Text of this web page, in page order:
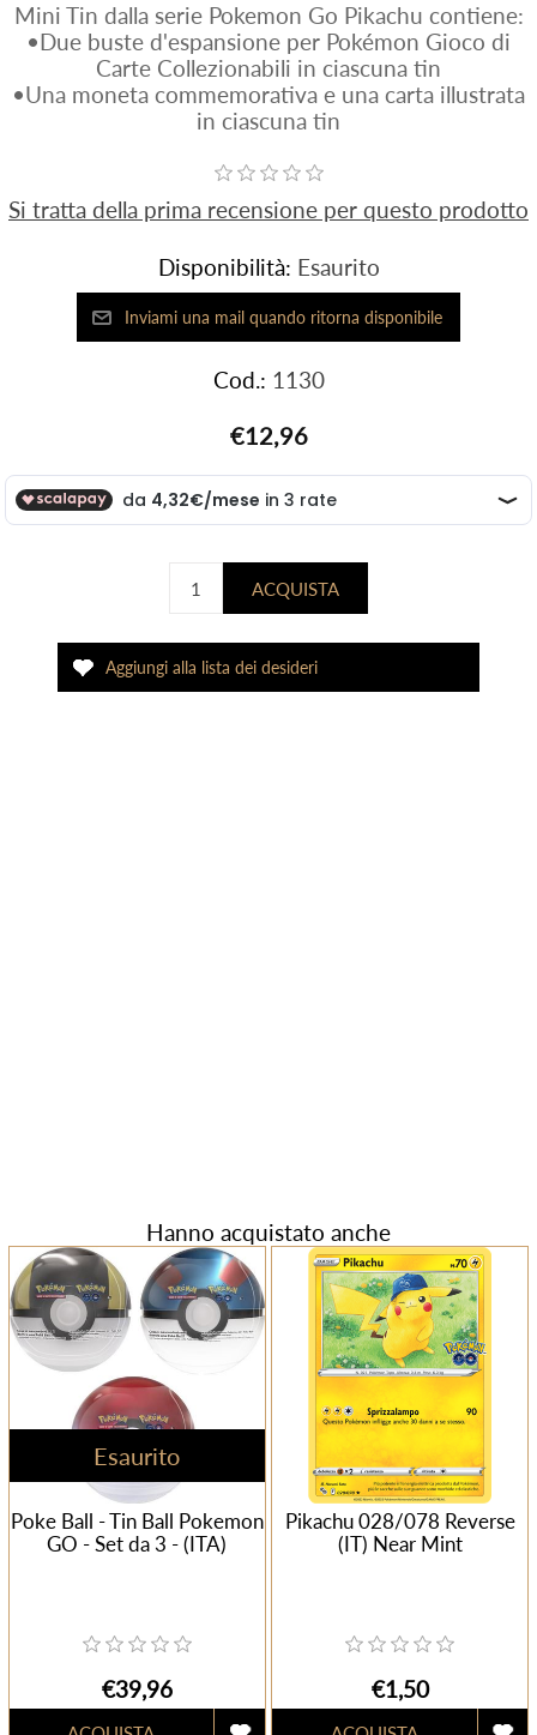
Mini Tin dalla serie Pokemon Go Pikachu contiene:
•Due buste d'espansione per Pokémon Gioco di
Carte Collezionabili in ciascuna tin
•Una moneta commemorativa e una carta illustrata
in ciascuna tin
Si tratta della prima recensione per questo prodotto
Disponibilità: Esaurito
Cod.: 1130
€12,96
Hanno acquistato anche
Esaurito
Poke Ball - Tin Ball Pokemon
GO - Set da 3 - (ITA)
€39,96
Pikachu 028/078 Reverse
(IT) Near Mint
€1,50